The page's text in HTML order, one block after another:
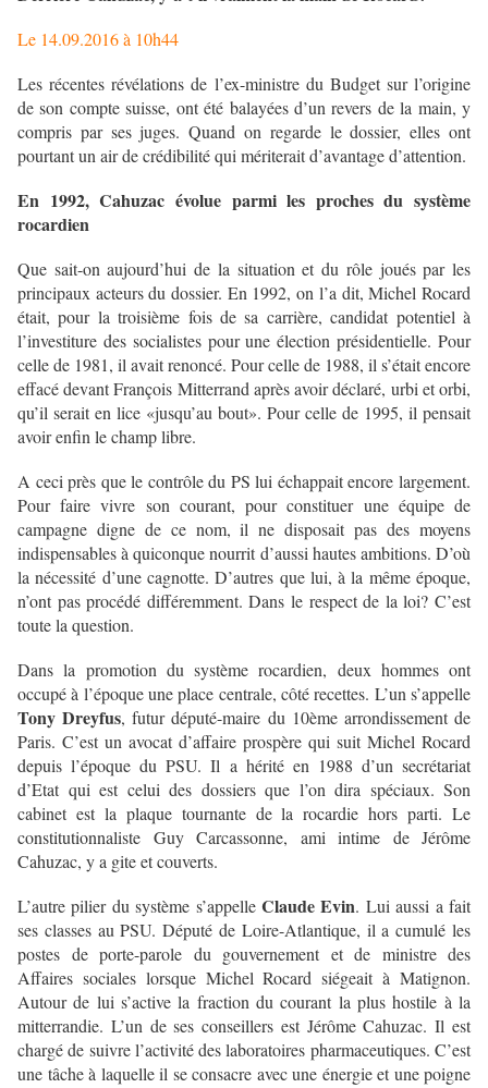
Le 14.09.2016 à 10h44
Les récentes révélations de l’ex-ministre du Budget sur l’origine
de son compte suisse, ont été balayées d’un revers de la main, y
compris par ses juges. Quand on regarde le dossier, elles ont
pourtant un air de crédibilité qui mériterait d’avantage d’attention.
En 1992, Cahuzac évolue parmi les proches du système
rocardien
Que sait-on aujourd’hui de la situation et du rôle joués par les
principaux acteurs du dossier. En 1992, on l’a dit, Michel Rocard
était, pour la troisième fois de sa carrière, candidat potentiel à
l’investiture des socialistes pour une élection présidentielle. Pour
celle de 1981, il avait renoncé. Pour celle de 1988, il s’était encore
effacé devant François Mitterrand après avoir déclaré, urbi et orbi,
qu’il serait en lice «jusqu’au bout». Pour celle de 1995, il pensait
avoir enfin le champ libre.
A ceci près que le contrôle du PS lui échappait encore largement.
Pour faire vivre son courant, pour constituer une équipe de
campagne digne de ce nom, il ne disposait pas des moyens
indispensables à quiconque nourrit d’aussi hautes ambitions. D’où
la nécessité d’une cagnotte. D’autres que lui, à la même époque,
n’ont pas procédé différemment. Dans le respect de la loi? C’est
toute la question.
Dans la promotion du système rocardien, deux hommes ont
occupé à l’époque une place centrale, côté recettes. L’un s’appelle
Tony Dreyfus, futur député-maire du 10ème arrondissement de
Paris. C’est un avocat d’affaire prospère qui suit Michel Rocard
depuis l’époque du PSU. Il a hérité en 1988 d’un secrétariat
d’Etat qui est celui des dossiers que l’on dira spéciaux. Son
cabinet est la plaque tournante de la rocardie hors parti. Le
constitutionnaliste Guy Carcassonne, ami intime de Jérôme
Cahuzac, y a gite et couverts.
L’autre pilier du système s’appelle Claude Evin. Lui aussi a fait
ses classes au PSU. Député de Loire-Atlantique, il a cumulé les
postes de porte-parole du gouvernement et de ministre des
Affaires sociales lorsque Michel Rocard siégeait à Matignon.
Autour de lui s’active la fraction du courant la plus hostile à la
mitterrandie. L’un de ses conseillers est Jérôme Cahuzac. Il est
chargé de suivre l’activité des laboratoires pharmaceutiques. C’est
une tâche à laquelle il se consacre avec une énergie et une poigne